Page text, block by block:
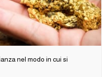
nel modo in cui si